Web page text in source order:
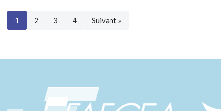
1 2 3 4 Suivant »